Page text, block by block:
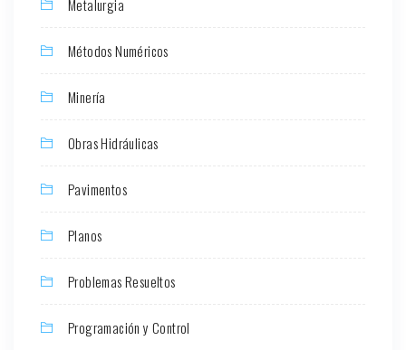
Metalurgia
Métodos Numéricos
Minería
Obras Hidráulicas
Pavimentos
Planos
Problemas Resueltos
Programación y Control